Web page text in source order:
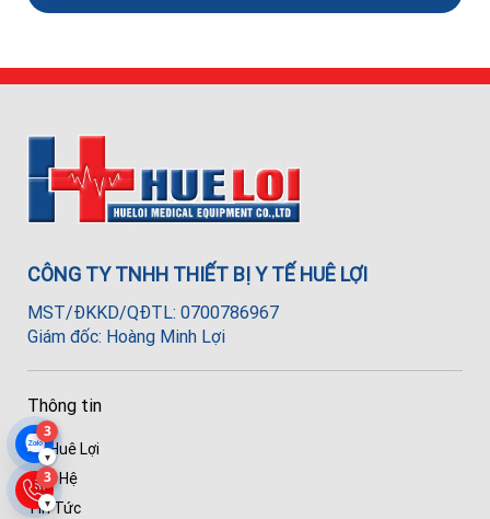
3
▾
3
▾
CÔNG TY TNHH THIẾT BỊ Y TẾ HUÊ LỢI
MST/ĐKKD/QĐTL: 0700786967
Giám đốc: Hoàng Minh Lợi
Thông tin
Về Huê Lợi
Liên Hệ
Tin Tức